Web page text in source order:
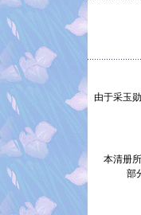
由于采玉
本清册所
部